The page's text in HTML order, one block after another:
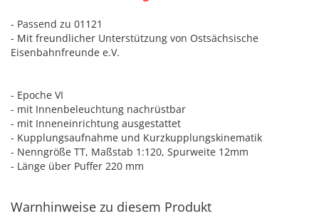
- Passend zu 01121
- Mit freundlicher Unterstützung von Ostsächsische
Eisenbahnfreunde e.V.
- Epoche VI
- mit Innenbeleuchtung nachrüstbar
- mit Inneneinrichtung ausgestattet
- Kupplungsaufnahme und Kurzkupplungskinematik
- Nenngröße TT, Maßstab 1:120, Spurweite 12mm
- Länge über Puffer 220 mm
Warnhinweise zu diesem Produkt